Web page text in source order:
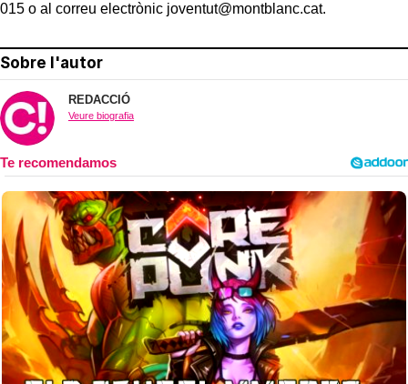
015 o al correu electrònic joventut@montblanc.cat.
Sobre l'autor
REDACCIÓ
Veure biografia